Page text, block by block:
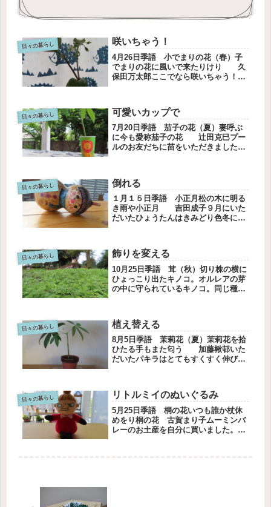
日々の暮らし 咲いちゃう！
4月26日季語 小でまりの花（春）子
でまりの花に風いで来たりけり 久
保田万太郎ここでなら咲いちゃう！雨
と、心の話が好きなことが共通点で
す。話題は尽きません。友だちの友だ
ちは...
日々の暮らし 可愛いカップで
7月20日季語 茄子の花（夏）妻呼ぶ
に今も愛称茄子の花 辻田克巳プー
ルのお友だちに苗をいただきました。
育てやすい植物だそうです。枯れたと
思ってもまた復活するから、大丈
夫！...
日々の暮らし 倒れる
１月１５日季語 小正月松の木に明る
き雨や小正月 吉田成子９月にいた
だいたひょうたんはきみどり色冬にな
がまだらになりました中をくり抜く時
期がきたのかもしれません枇杷の木が
倒...
日々の暮らし 飾りを変える
10月25日季語 茸（秋）切り株の横に
ひょっこり出たキノコ。オルレアの芽
の中に守られているキノコ。同じ種類
から、デッキブラシで夫が掃除してく
れました。長いホースで屋根に水を...
日々の暮らし 植え替える
8月5日季語 茉莉花（夏）茉莉花を拾
ひたる手もまた匂う 加藤楸邨いた
だいたパキラはとてもすくすく伸びて
に植え替えることにしました。新しい
鉢を用意して、今までの鉢で伸ばし
た...
日々の暮らし リトルミイのぬいぐるみ
5月25日季語 桐の花いつも誰か杖休
めをり桐の花 古賀まり子ムーミンバ
レーのお土産を自分に買いました。し